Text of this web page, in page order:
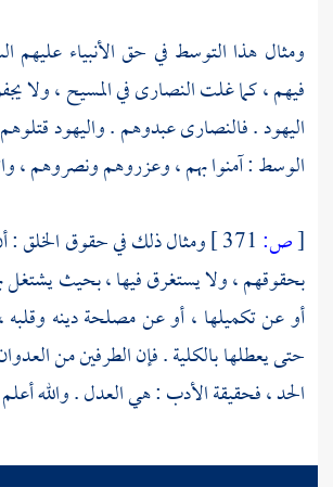
ومثال هذا التوسط في حق الأنبياء عليهم
فيهم ، كما غلتالنصارىفيالمسيح ،ولا
اليهود.فالنصارىعبدوهم .واليهود
الوسط : آمنوا بهم ، وعزروهم ونصروهم ،
[ص:
ومثال ذلك في حقوق الخلق :
بحقوقهم ، ولا يستغرق فيها ، بحيث يشتغل
أو عن تكميلها ، أو عن مصلحة دينه وقلبه
حتى يعطلها بالكلية . فإن الطرفين من
الحد ، فحقيقة الأدب : هي العدل . والله